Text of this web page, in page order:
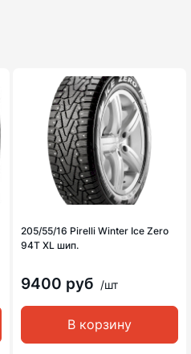
205/55/16 Pirelli Winter Ice Zero
94T XL шип.
9400 руб /шт
В корзину